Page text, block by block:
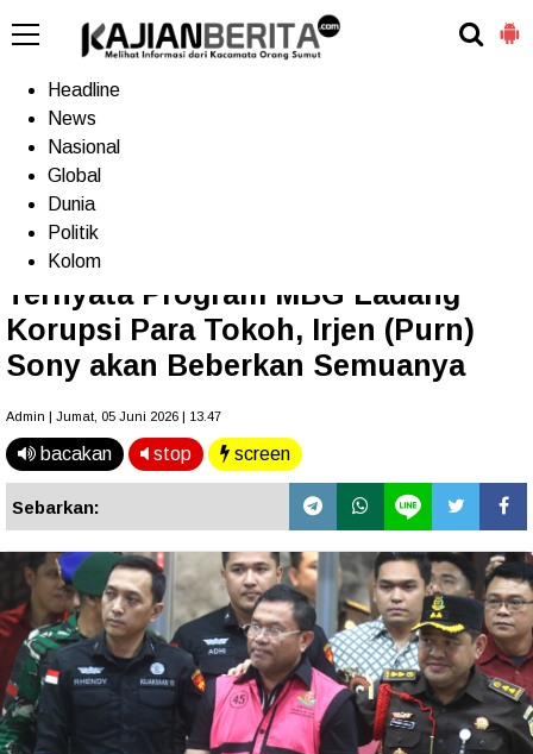
Home
Headline
News
Nasional
Global
Dunia
Politik
Kolom
Terkini
Ternyata Program MBG Ladang
Korupsi Para Tokoh, Irjen (Purn)
Sony akan Beberkan Semuanya
Admin | Jumat, 05 Juni 2026 | 13.47
bacakan stop screen
Sebarkan: